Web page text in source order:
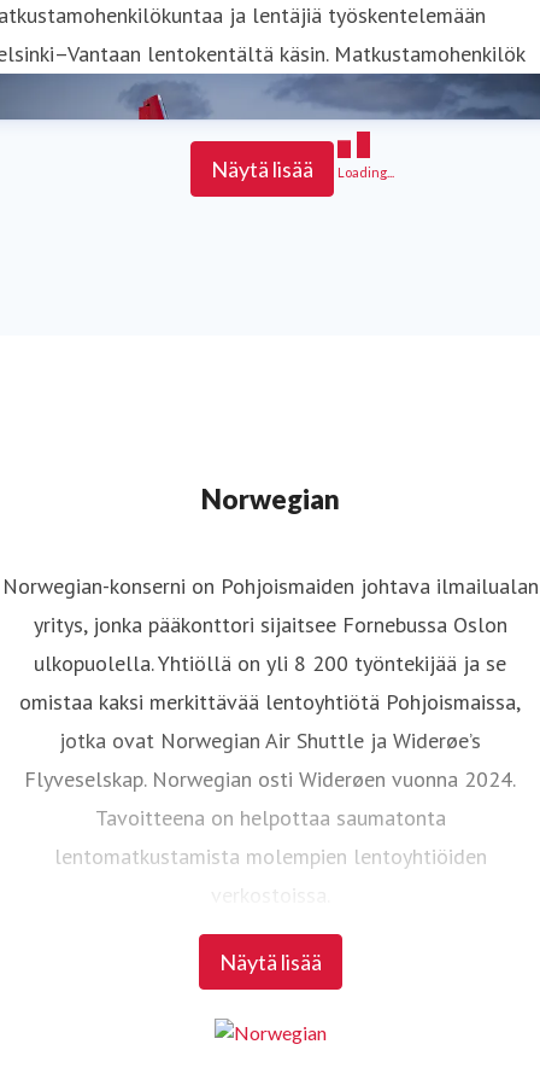
ja lentäjiä työskentelemään
lentokentältä käsin. Matkustamohenkilök
Näytä lisää Loading...
Norwegian
Näytä lisää
Norwegian-konserni on Pohjoismaiden johtava ilmailualan
yritys, jonka pääkonttori sijaitsee Fornebussa Oslon
ulkopuolella. Yhtiöllä on yli 8 200 työntekijää ja se
omistaa kaksi merkittävää lentoyhtiötä Pohjoismaissa,
jotka ovat Norwegian Air Shuttle ja Widerøe’s
Flyveselskap. Norwegian osti Widerøen vuonna 2024.
Tavoitteena on helpottaa saumatonta
lentomatkustamista molempien lentoyhtiöiden
verkostoissa.
Norwegian Air Shuttle on suurin norjalainen lentoyhtiö,
reittiverkoston Pohjoismaiden ja tärkeimpien